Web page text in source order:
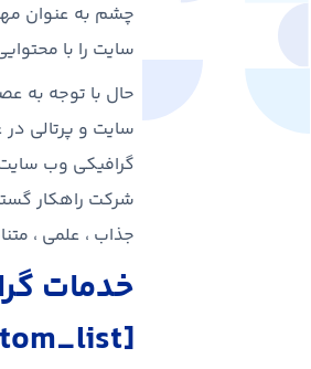
چشم به عنوان
سایت را با
حال با توجه به
سایت و پرتالی در
گرافیکی وب
شرکت راهکار
جذاب ، علمی ،
خدمات
[custom_list]